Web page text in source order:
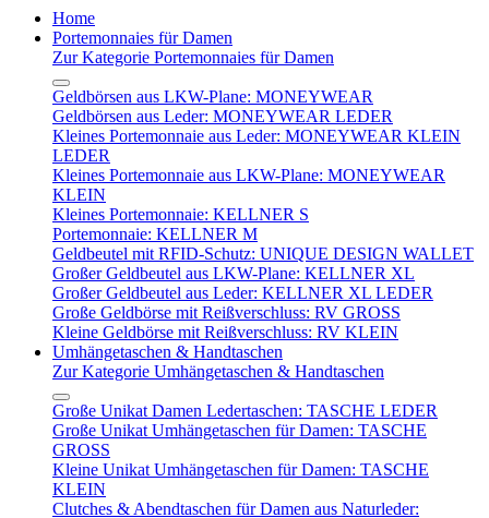
Home
Portemonnaies für Damen
Zur Kategorie Portemonnaies für Damen
Geldbörsen aus LKW-Plane: MONEYWEAR
Geldbörsen aus Leder: MONEYWEAR LEDER
Kleines Portemonnaie aus Leder: MONEYWEAR KLEIN
LEDER
Kleines Portemonnaie aus LKW-Plane: MONEYWEAR
KLEIN
Kleines Portemonnaie: KELLNER S
Portemonnaie: KELLNER M
Geldbeutel mit RFID-Schutz: UNIQUE DESIGN WALLET
Großer Geldbeutel aus LKW-Plane: KELLNER XL
Großer Geldbeutel aus Leder: KELLNER XL LEDER
Große Geldbörse mit Reißverschluss: RV GROSS
Kleine Geldbörse mit Reißverschluss: RV KLEIN
Umhängetaschen & Handtaschen
Zur Kategorie Umhängetaschen & Handtaschen
Große Unikat Damen Ledertaschen: TASCHE LEDER
Große Unikat Umhängetaschen für Damen: TASCHE
GROSS
Kleine Unikat Umhängetaschen für Damen: TASCHE
KLEIN
Clutches & Abendtaschen für Damen aus Naturleder: